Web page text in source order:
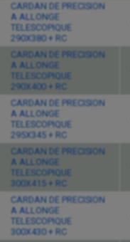
CARDAN DE PRECISION
A ALLONGE
TELESCOPIQUE
290X380 + RC
CARDAN DE PRECISION
A ALLONGE
TELESCOPIQUE
290X400 + RC
CARDAN DE PRECISION
A ALLONGE
TELESCOPIQUE
295X345 + RC
CARDAN DE PRECISION
A ALLONGE
TELESCOPIQUE
300X415 + RC
CARDAN DE PRECISION
A ALLONGE
TELESCOPIQUE
300X430 + RC